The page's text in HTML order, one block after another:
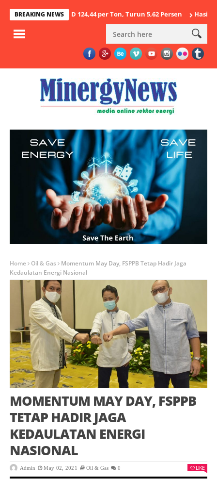
BREAKING NEWS
2026 USD 124,44 per Ton, Turun 5,62 Persen Hasil Penegakan
Home Oil & Gas
Momentum May Day, FSPPB Tetap Hadir Jaga
Kedaulatan Energi Nasional
MOMENTUM MAY DAY, FSPPB
TETAP HADIR JAGA
KEDAULATAN ENERGI
NASIONAL
Admin May 02, 2021 Oil & Gas 0 LIKE